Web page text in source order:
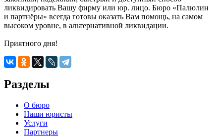
ликвидировать Вашу фирму или юр. лицо. Бюро «Палюлин
и партнёры» всегда готовы оказать Вам помощь, на самом
высоком уровне, в альтернативной ликвидации.
Приятного дня!
Разделы
О бюро
Наши юристы
Услуги
Партнеры